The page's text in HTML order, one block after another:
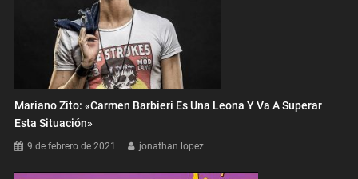
Mariano Zito: «Carmen Barbieri Es Una Leona Y Va A Superar
Esta Situación»
9 de febrero de 2021 jonathan lopez